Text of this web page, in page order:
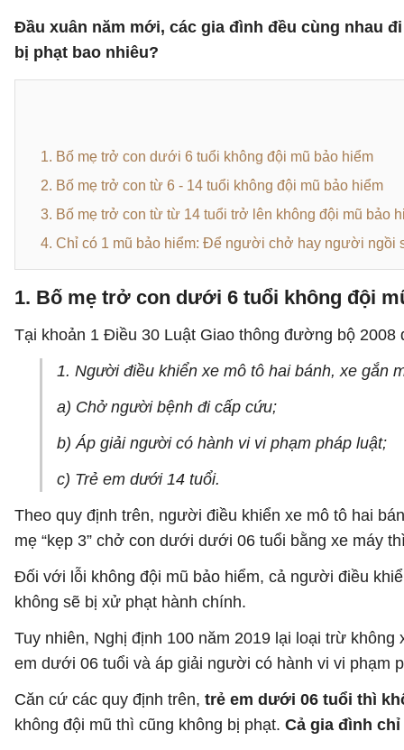
Đầu xuân năm mới, các gia đình đều cùng nhau
bị phạt bao nhiêu?
1. Bố mẹ trở con dưới 6 tuổi không đội mũ bảo hiểm
2. Bố mẹ trở con từ 6 - 14 tuổi không đội mũ bảo hiểm
3. Bố mẹ trở con từ từ 14 tuổi trở lên không đội mũ bảo
4. Chỉ có 1 mũ bảo hiểm: Để người chở hay người ngồi
1. Bố mẹ trở con dưới 6 tuổi không đội
Tại khoản 1 Điều 30 Luật Giao thông đường bộ 2008
1. Người điều khiển xe mô tô hai bánh, xe gắn
a) Chở người bệnh đi cấp cứu;
b) Áp giải người có hành vi vi phạm pháp luật;
c) Trẻ em dưới 14 tuổi.
Theo quy định trên, người điều khiển xe mô tô hai
mẹ “kẹp 3” chở con dưới dưới 06 tuổi bằng xe máy
Đối với lỗi không đội mũ bảo hiểm, cả người điều
không sẽ bị xử phạt hành chính.
Tuy nhiên, Nghị định 100 năm 2019 lại loại trừ
em dưới 06 tuổi và áp giải người có hành vi vi phạm
Căn cứ các quy định trên, trẻ em dưới 06 tuổi thì
không đội mũ thì cũng không bị phạt. Cả gia đình